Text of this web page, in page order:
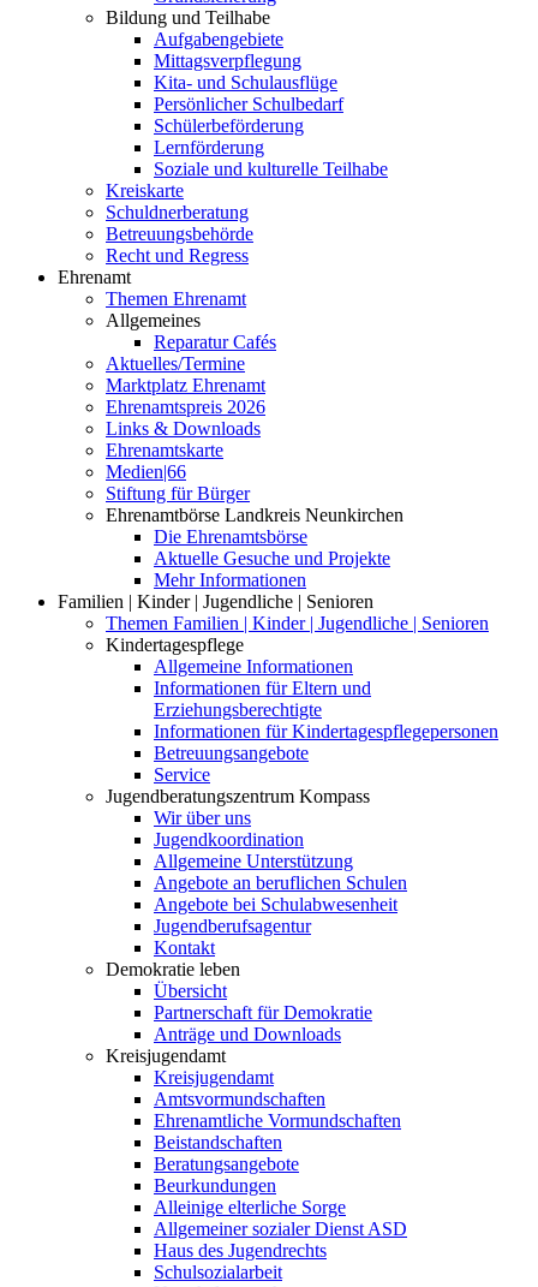
Bildung und Teilhabe
Aufgabengebiete
Mittagsverpflegung
Kita- und Schulausflüge
Persönlicher Schulbedarf
Schülerbeförderung
Lernförderung
Soziale und kulturelle Teilhabe
Kreiskarte
Schuldnerberatung
Betreuungsbehörde
Recht und Regress
Ehrenamt
Themen Ehrenamt
Allgemeines
Reparatur Cafés
Aktuelles/Termine
Marktplatz Ehrenamt
Ehrenamtspreis 2026
Links & Downloads
Ehrenamtskarte
Medien|66
Stiftung für Bürger
Ehrenamtbörse Landkreis Neunkirchen
Die Ehrenamtsbörse
Aktuelle Gesuche und Projekte
Mehr Informationen
Familien | Kinder | Jugendliche | Senioren
Themen Familien | Kinder | Jugendliche | Senioren
Kindertagespflege
Allgemeine Informationen
Informationen für Eltern und
Erziehungsberechtigte
Informationen für Kindertagespflegepersonen
Betreuungsangebote
Service
Jugendberatungszentrum Kompass
Wir über uns
Jugendkoordination
Allgemeine Unterstützung
Angebote an beruflichen Schulen
Angebote bei Schulabwesenheit
Jugendberufsagentur
Kontakt
Demokratie leben
Übersicht
Partnerschaft für Demokratie
Anträge und Downloads
Kreisjugendamt
Kreisjugendamt
Amtsvormundschaften
Ehrenamtliche Vormundschaften
Beistandschaften
Beratungsangebote
Beurkundungen
Alleinige elterliche Sorge
Allgemeiner sozialer Dienst ASD
Haus des Jugendrechts
Schulsozialarbeit